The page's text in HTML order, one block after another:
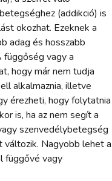
(addikció) is
okozhat. Ezeknek a
adag és hosszabb
függőség vagy a
hogy már nem tudja
alkalmaznia, illetve
érezheti, hogy folytatnia
is, ha az nem segít a
szenvedélybetegség
változik. Nagyobb lehet a
függővé vagy